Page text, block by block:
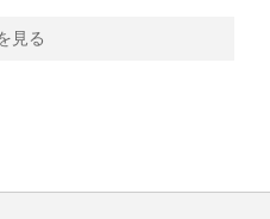
見る